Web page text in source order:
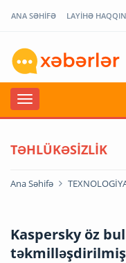
ANA SƏHİFƏ LAYİHƏ
TƏHLÜKƏSİZLİK
Ana Səhifə
Kaspersky öz
təkmilləşdirilmiş